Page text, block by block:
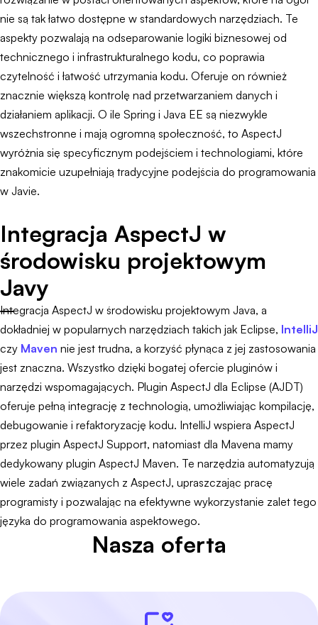
nie są tak łatwo dostępne w standardowych narzędziach. Te
aspekty pozwalają na odseparowanie logiki biznesowej od
technicznego i infrastrukturalnego kodu, co poprawia
czytelność i łatwość utrzymania kodu. Oferuje on również
znacznie większą kontrolę nad przetwarzaniem danych i
działaniem aplikacji. O ile Spring i Java EE są niezwykle
wszechstronne i mają ogromną społeczność, to AspectJ
wyróżnia się specyficznym podejściem i technologiami, które
znakomicie uzupełniają tradycyjne podejścia do programowania
w Javie.
Integracja AspectJ w
środowisku projektowym
Javy
Integracja AspectJ w środowisku projektowym Java, a
dokładniej w popularnych narzędziach takich jak Eclipse, IntelliJ
czy Maven nie jest trudna, a korzyść płynąca z jej zastosowania
jest znaczna. Wszystko dzięki bogatej ofercie pluginów i
narzędzi wspomagających. Plugin AspectJ dla Eclipse (AJDT)
oferuje pełną integrację z technologią, umożliwiając kompilację,
debugowanie i refaktoryzację kodu. IntelliJ wspiera AspectJ
przez plugin AspectJ Support, natomiast dla Mavena mamy
dedykowany plugin AspectJ Maven. Te narzędzia automatyzują
wiele zadań związanych z AspectJ, upraszczając pracę
programisty i pozwalając na efektywne wykorzystanie zalet tego
języka do programowania aspektowego.
Nasza oferta